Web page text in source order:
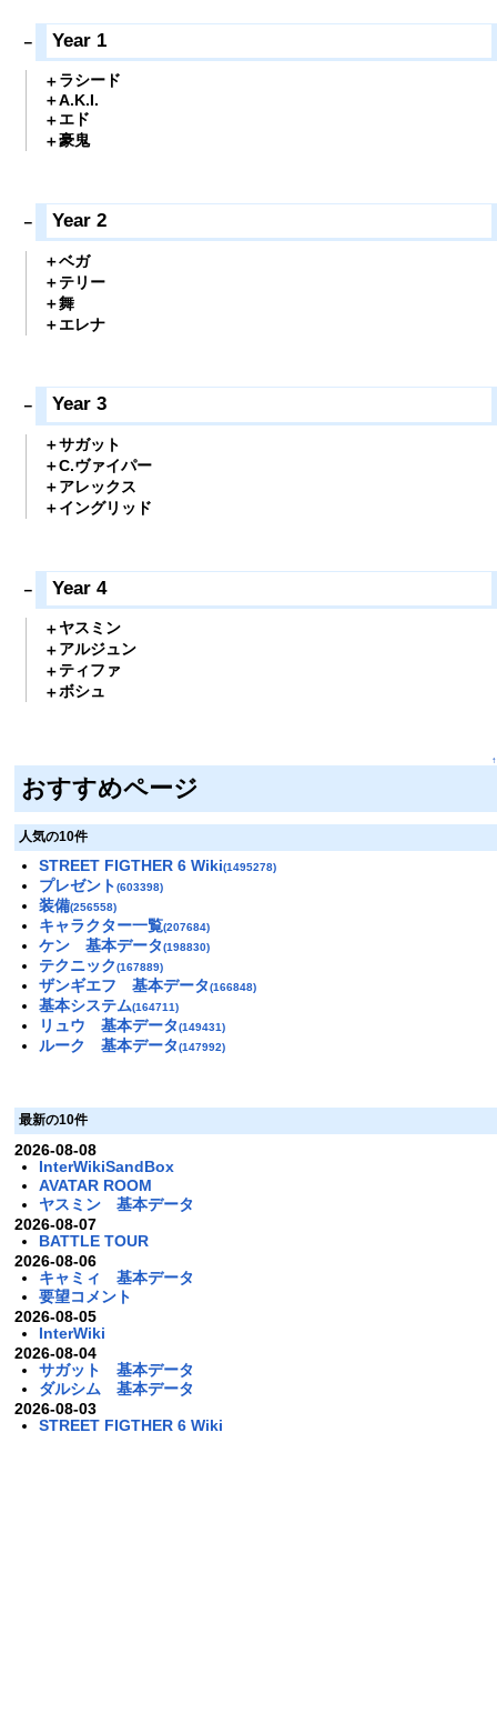
Year 1
ラシード
A.K.I.
エド
豪鬼
Year 2
ベガ
テリー
舞
エレナ
Year 3
サガット
C.ヴァイパー
アレックス
イングリッド
Year 4
ヤスミン
アルジュン
ティファ
ボシュ
↑
おすすめページ
人気の10件
STREET FIGTHER 6 Wiki(1495278)
プレゼント(603398)
装備(256558)
キャラクター一覧(207684)
ケン 基本データ(198830)
テクニック(167889)
ザンギエフ 基本データ(166848)
基本システム(164711)
リュウ 基本データ(149431)
ルーク 基本データ(147992)
最新の10件
2026-08-08
InterWikiSandBox
AVATAR ROOM
ヤスミン 基本データ
2026-08-07
BATTLE TOUR
2026-08-06
キャミィ 基本データ
要望コメント
2026-08-05
InterWiki
2026-08-04
サガット 基本データ
ダルシム 基本データ
2026-08-03
STREET FIGTHER 6 Wiki